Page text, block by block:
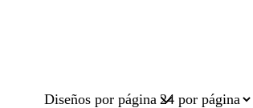
Diseños por página